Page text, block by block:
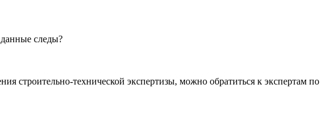
следы?
строительно-технической экспертизы, можно обратиться к экспертам по